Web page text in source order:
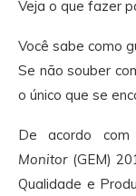
Veja o que fazer
Você sabe como
Se não souber
o único que se
De acordo
Monitor(GEM)
Qualidade e